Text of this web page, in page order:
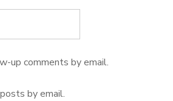
up comments by email.
by email.